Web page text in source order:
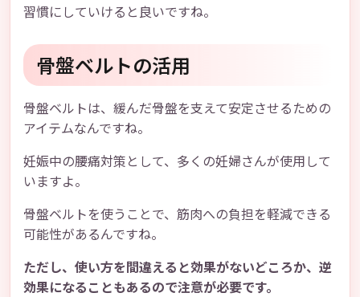
習慣にしていけると良いですね。
骨盤ベルトの活用
骨盤ベルトは、緩んだ骨盤を支えて安定させるための
アイテムなんですね。
妊娠中の腰痛対策として、多くの妊婦さんが使用して
いますよ。
骨盤ベルトを使うことで、筋肉への負担を軽減できる
可能性があるんですね。
ただし、使い方を間違えると効果がないどころか、逆
効果になることもあるので注意が必要です。